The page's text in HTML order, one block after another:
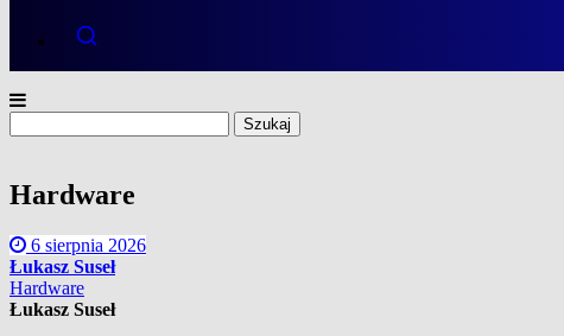
Hardware
6 sierpnia 2026
Łukasz Suseł
Hardware
Łukasz Suseł